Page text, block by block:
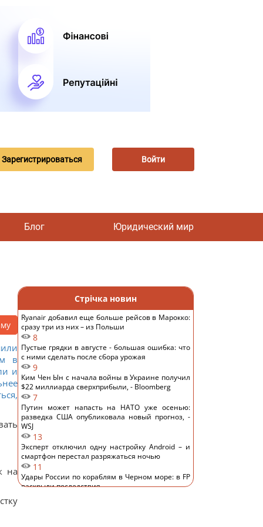
Зарегистрироваться Войти
Блог Юридический мир
в
и
на
Стрічка новин
Ryanair добавил еще больше рейсов в Марокко:
сразу три из них – из Польши
8
Пустые грядки в августе - большая ошибка: что
с ними сделать после сбора урожая
9
Ким Чен Ын с начала войны в Украине получил
$22 миллиарда сверхприбыли, - Bloomberg
7
Путин может напасть на НАТО уже осенью:
разведка США опубликовала новый прогноз, -
WSJ
13
Эксперт отключил одну настройку Android – и
смартфон перестал разряжаться ночью
11
Удары России по кораблям в Черном море: в FP
раскрыли последствия